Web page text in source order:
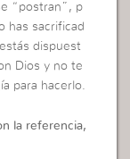
“postran”, p
has sacrificad
dispuest
Dios y no te
para hacerlo.
la referencia,